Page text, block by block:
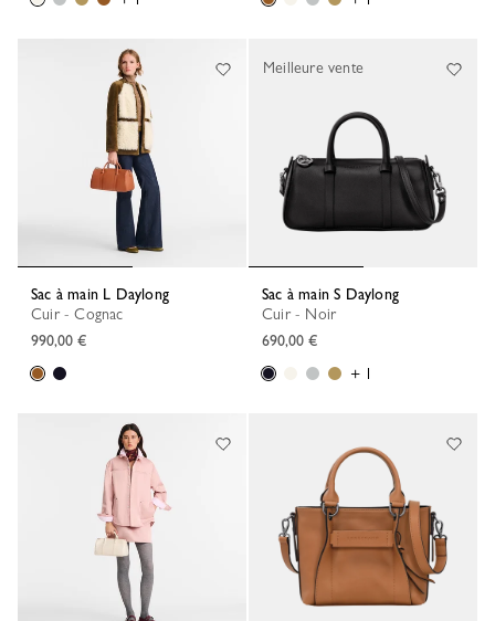
Sac à main L Daylong
Cuir - Cognac
990,00 €
Sac à main S Daylong
Cuir - Noir
690,00 €
+ 1
Meilleure vente